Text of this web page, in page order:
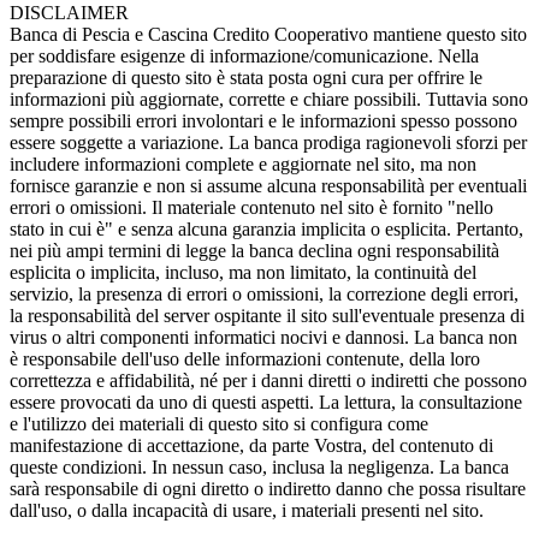
DISCLAIMER
Banca di Pescia e Cascina Credito Cooperativo mantiene questo sito
per soddisfare esigenze di informazione/comunicazione. Nella
preparazione di questo sito è stata posta ogni cura per offrire le
informazioni più aggiornate, corrette e chiare possibili. Tuttavia sono
sempre possibili errori involontari e le informazioni spesso possono
essere soggette a variazione. La banca prodiga ragionevoli sforzi per
includere informazioni complete e aggiornate nel sito, ma non
fornisce garanzie e non si assume alcuna responsabilità per eventuali
errori o omissioni. Il materiale contenuto nel sito è fornito "nello
stato in cui è" e senza alcuna garanzia implicita o esplicita. Pertanto,
nei più ampi termini di legge la banca declina ogni responsabilità
esplicita o implicita, incluso, ma non limitato, la continuità del
servizio, la presenza di errori o omissioni, la correzione degli errori,
la responsabilità del server ospitante il sito sull'eventuale presenza di
virus o altri componenti informatici nocivi e dannosi. La banca non
è responsabile dell'uso delle informazioni contenute, della loro
correttezza e affidabilità, né per i danni diretti o indiretti che possono
essere provocati da uno di questi aspetti. La lettura, la consultazione
e l'utilizzo dei materiali di questo sito si configura come
manifestazione di accettazione, da parte Vostra, del contenuto di
queste condizioni. In nessun caso, inclusa la negligenza. La banca
sarà responsabile di ogni diretto o indiretto danno che possa risultare
dall'uso, o dalla incapacità di usare, i materiali presenti nel sito.